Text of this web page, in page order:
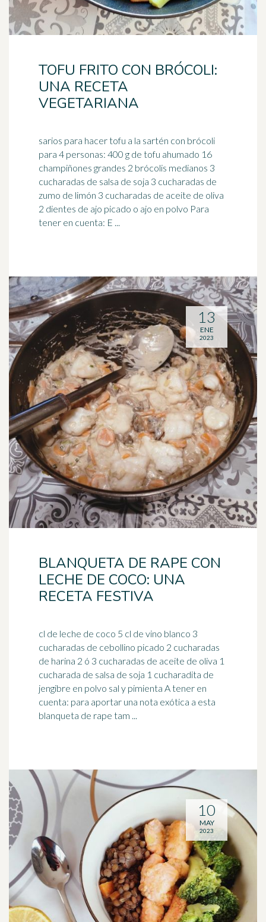
TOFU FRITO CON BRÓCOLI:
UNA RECETA
VEGETARIANA
sarios para hacer tofu a la sartén con brócoli
para 4 personas: 400 g de tofu ahumado 16
champiñones grandes 2 brócolis medianos 3
cucharadas de salsa de soja 3 cucharadas de
zumo de limón 3 cucharadas de aceite de oliva
2 dientes de ajo picado o ajo en polvo Para
tener en cuenta: E ...
BLANQUETA DE RAPE CON
LECHE DE COCO: UNA
RECETA FESTIVA
cl de leche de coco 5 cl de vino blanco 3
cucharadas de cebollino picado 2 cucharadas
de harina 2 ó 3 cucharadas de aceite de oliva 1
cucharada de salsa de soja 1 cucharadita de
jengibre en polvo sal y pimienta A tener en
cuenta: para aportar una nota exótica a esta
blanqueta de rape tam ...
13
ENE
2023
10
MAY
2023